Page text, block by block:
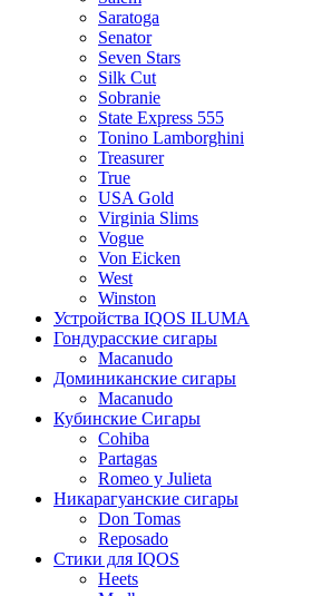
Saratoga
Senator
Seven Stars
Silk Cut
Sobranie
State Express 555
Tonino Lamborghini
Treasurer
True
USA Gold
Virginia Slims
Vogue
Von Eicken
West
Winston
Устройства IQOS ILUMA
Гондурасские сигары
Macanudo
Доминиканские сигары
Macanudo
Кубинские Сигары
Cohiba
Partagas
Romeo y Julieta
Никарагуанские сигары
Don Tomas
Reposado
Стики для IQOS
Heets